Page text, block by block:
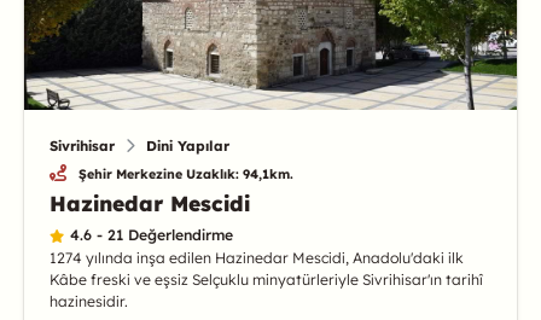
Sivrihisar Dini Yapılar
Şehir Merkezine Uzaklık: 94,1km.
Hazinedar Mescidi
4.6 - 21 Değerlendirme
1274 yılında inşa edilen Hazinedar Mescidi, Anadolu'daki ilk
Kâbe freski ve eşsiz Selçuklu minyatürleriyle Sivrihisar'ın tarihî
hazinesidir.